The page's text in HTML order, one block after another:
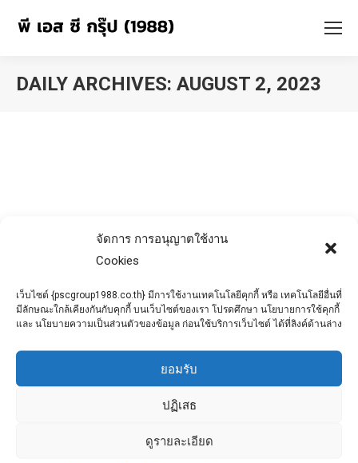
จัดการ การอนุญาตใช้งาน
Cookies
เว็บไซต์ {pscgroup1988.co.th} มีการใช้งานเทคโนโลยีคุกกี้ หรือ เทคโนโลยีอื่นที่
มีลักษณะใกล้เคียงกันกับคุกกี้ บนเว็บไซต์ของเรา โปรดศึกษา นโยบายการใช้คุกกี้
และ นโยบายความเป็นส่วนตัวของข้อมูล ก่อนใช้บริการเว็บไซต์ ได้ที่ลิงค์ด้านล่าง
ยอมรับ
ปฏิเสธ
ดูรายละเอียด
DAILY ARCHIVES: AUGUST 2, 2023
เสาเข็ม 3 ประเภท เรื่องสำคัญที่คนซื้อ